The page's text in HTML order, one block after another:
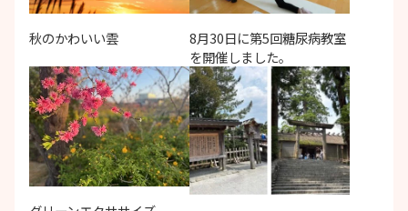
秋のかわいい雲
8月30日に第5回糖尿病教室
を開催しました。